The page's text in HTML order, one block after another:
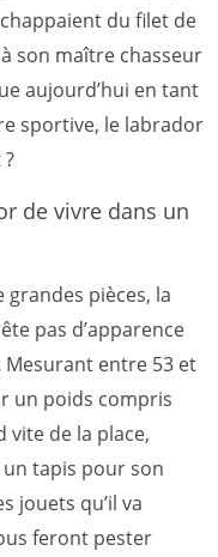
du filet de
son maître chasseur
aujourd’hui en tant
sportive, le labrador
de vivre dans un
grandes pièces, la
pas d’apparence
Mesurant entre 53 et
un poids compris
vite de la place,
un tapis pour son
jouets qu’il va
feront pester